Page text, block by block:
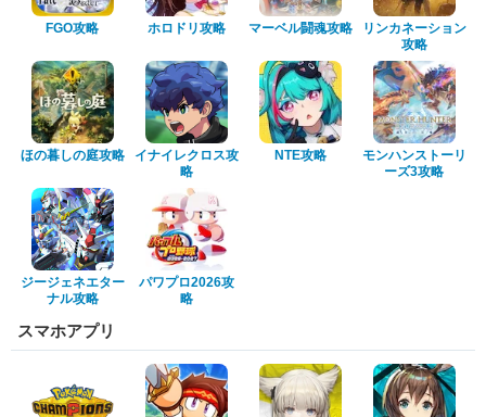
FGO攻略 ホロドリ攻略 マーベル闘魂攻略
リンカネーション
攻略
ほの暮しの庭攻略
イナイレクロス攻
略
NTE攻略
モンハンストーリ
ーズ3攻略
ジージェネエター
ナル攻略
パワプロ2026攻
略
スマホアプリ